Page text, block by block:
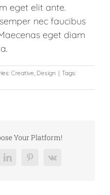
eget elit ante.
nec faucibus
eget diam
Creative, Design | Tags:
Your Platform!
LinkedInPinterestVk